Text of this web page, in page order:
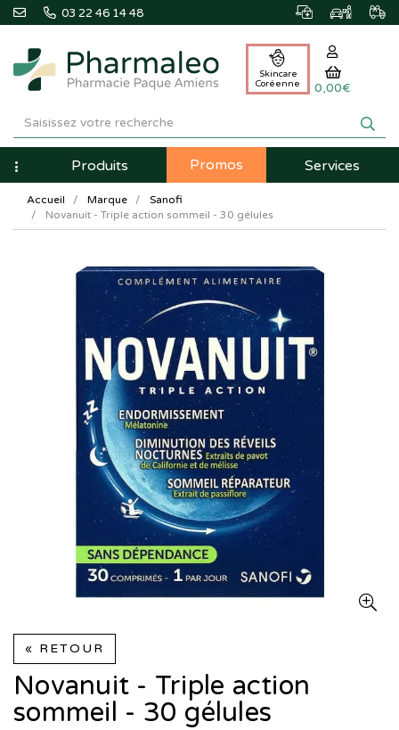
03 22 46 14 48
Pharmaleo
Pharmacie
Paque
Amiens
Skincare
Coréenne
0,00€
NavigationProduits Promos Services
Accueil Marque
Sanofi
Novanuit - Triple action sommeil - 30 gélules
« RETOUR
Novanuit - Triple action
sommeil - 30 gélules